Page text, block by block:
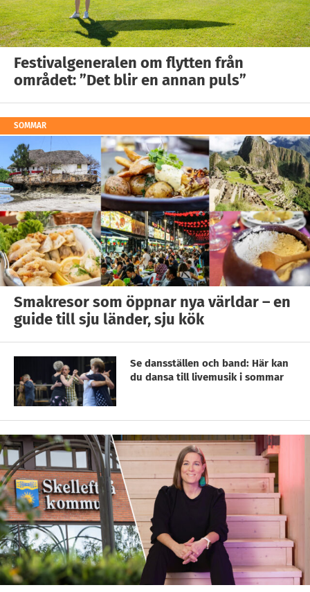
Festivalgeneralen om flytten från
området: ”Det blir en annan puls”
SOMMAR
Smakresor som öppnar nya världar – en
guide till sju länder, sju kök
Se dansställen och band: Här kan
du dansa till livemusik i sommar